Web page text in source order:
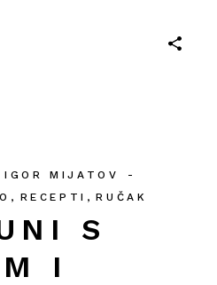
IGOR MIJATOV
RECEPTI RUČAK
S
I